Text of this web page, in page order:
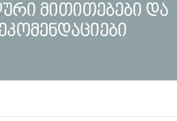
მითითებები და